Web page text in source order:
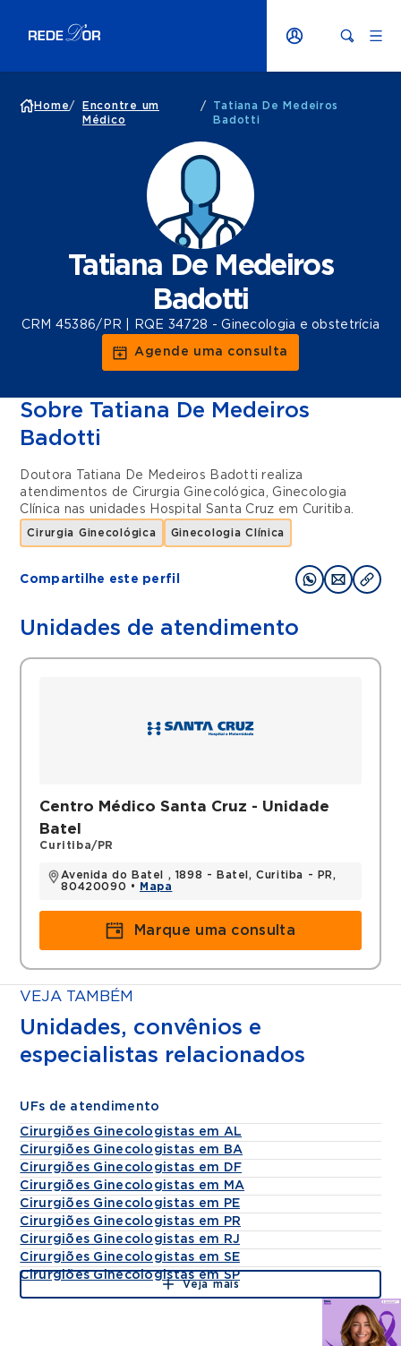
Home/
Encontre um
Médico
/
Tatiana De Medeiros
Badotti
Tatiana De Medeiros
Badotti
CRM 45386/PR | RQE 34728 - Ginecologia e obstetrícia
Agende uma consulta
Sobre Tatiana De Medeiros
Badotti
Doutora Tatiana De Medeiros Badotti realiza
atendimentos de Cirurgia Ginecológica, Ginecologia
Clínica nas unidades Hospital Santa Cruz em Curitiba.
Cirurgia Ginecológica Ginecologia Clínica
Compartilhe este perfil
Unidades de atendimento
Centro Médico Santa Cruz - Unidade
Batel
Curitiba/PR
Avenida do Batel , 1898 - Batel, Curitiba - PR,
80420090 •
Mapa
Marque uma consulta
VEJA TAMBÉM
Unidades, convênios e
especialistas relacionados
UFs de atendimento
Cirurgiões Ginecologistas em AL
Cirurgiões Ginecologistas em BA
Cirurgiões Ginecologistas em DF
Cirurgiões Ginecologistas em MA
Cirurgiões Ginecologistas em PE
Cirurgiões Ginecologistas em PR
Cirurgiões Ginecologistas em RJ
Cirurgiões Ginecologistas em SE
Cirurgiões Ginecologistas em SP
Veja mais
Agende